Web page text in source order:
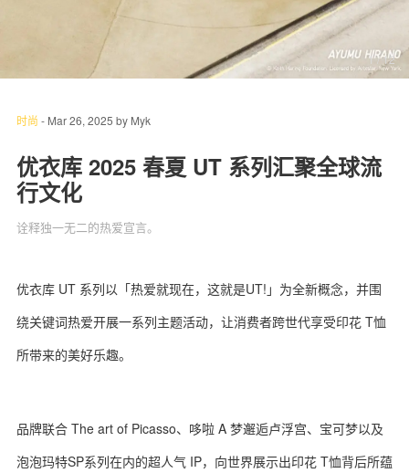
1/ 12
时尚 - Mar 26, 2025 by Myk
优衣库 2025 春夏 UT 系列汇聚全球流
行文化
诠释独一无二的热爱宣言。
优衣库 UT 系列以「热爱就现在，这就是UT!」为全新概念，并围
绕关键词热爱开展一系列主题活动，让消费者跨世代享受印花 T恤
所带来的美好乐趣。
品牌联合 The art of Picasso、哆啦 A 梦邂逅卢浮宫、宝可梦以及
泡泡玛特SP系列在内的超人气 IP，向世界展示出印花 T恤背后所蕴